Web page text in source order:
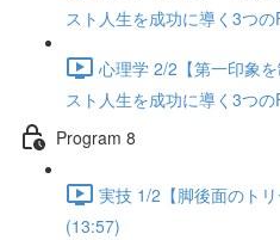
スト人生を成功に導く3つ
心理学 2/2【第一印象
スト人生を成功に導く3つ
Program 8
実技 1/2【脚後面のト
(13:57)